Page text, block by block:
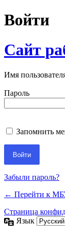
Войти
Сайт
Имя
Пароль
Запомнить
Забыли пароль?
← Перейти к
Страница
Язык